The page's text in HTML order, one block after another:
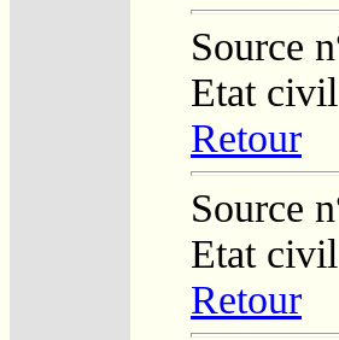
Source
Etat
Retour
Source
Etat
Retour